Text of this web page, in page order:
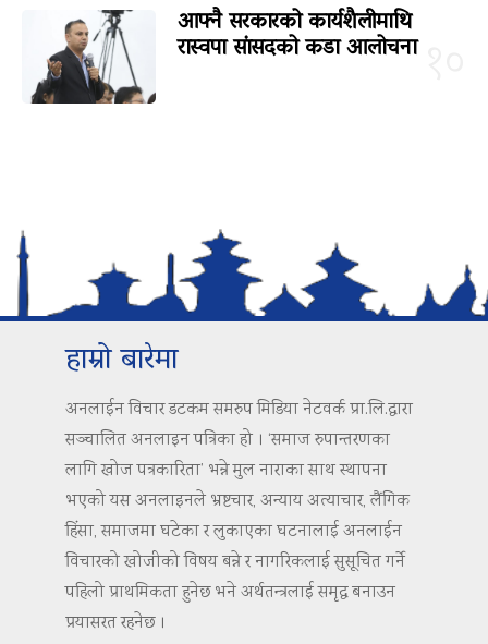
आफ्नै सरकारको कार्यशैलीमाथि
रास्वपा सांसदको कडा आलोचना
हाम्रो बारेमा
अनलाईन विचार डटकम समरुप मिडिया नेटवर्क प्रा.लि.द्वारा
सञ्चालित अनलाइन पत्रिका हो । ‘समाज रुपान्तरणका
लागि खोज पत्रकारिता’ भन्ने मुल नाराका साथ स्थापना
भएको यस अनलाइनले भ्रष्टचार, अन्याय अत्याचार, लैंगिक
हिंसा, समाजमा घटेका र लुकाएका घटनालाई अनलाईन
विचारको खोजीको विषय बन्ने र नागरिकलाई सुसूचित गर्ने
पहिलो प्राथमिकता हुनेछ भने अर्थतन्त्रलाई समृद्ध बनाउन
प्रयासरत रहनेछ ।